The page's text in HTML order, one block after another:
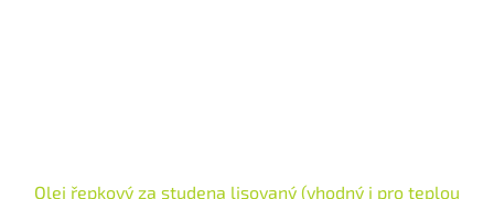
Olej řepkový za studena lisovaný (vhodný i pro teplou